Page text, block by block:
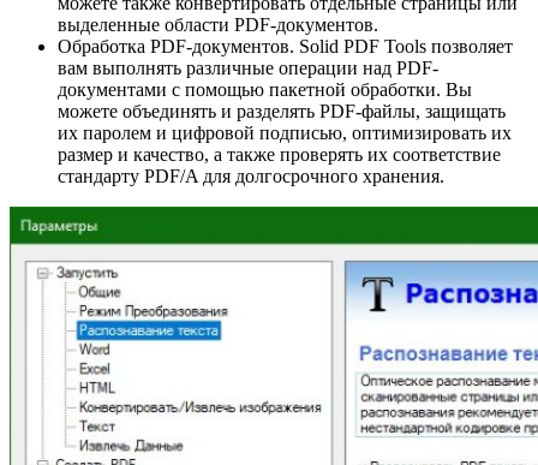
выделенные области PDF-документов.
Обработка PDF-документов. Solid PDF Tools позволяет
вам выполнять различные операции над PDF-
документами с помощью пакетной обработки. Вы
можете объединять и разделять PDF-файлы, защищать
их паролем и цифровой подписью, оптимизировать их
размер и качество, а также проверять их соответствие
стандарту PDF/A для долгосрочного хранения.